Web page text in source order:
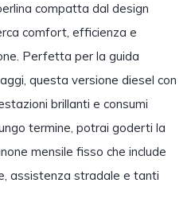
compatta dal design
comfort, efficienza e
Perfetta per la guida
questa versione diesel con
brillanti e consumi
termine, potrai goderti la
mensile fisso che include
assistenza stradale e tanti